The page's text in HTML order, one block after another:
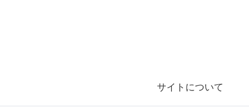
サイトについて